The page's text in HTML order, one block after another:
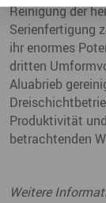
Reinigung der
Serienfertigung
ihr enormes
dritten
Aluabrieb
Produktivität
betrachtenden
Weitere